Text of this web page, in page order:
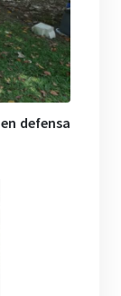
defensa